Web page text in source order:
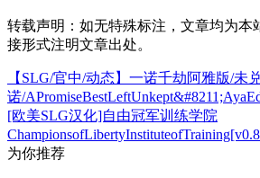
转载声明： 如无特殊标注，文章均为本
接形式注明文章出处。
【SLG/官中/动态】一诺千劫阿雅版/未
诺/
[欧美SLG汉化]自由冠军训练学院
为你推荐